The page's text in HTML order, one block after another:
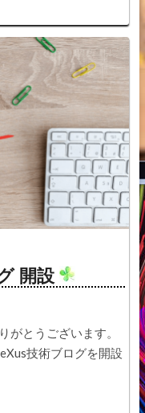
開設
がとうございます。
技術ブログを開設